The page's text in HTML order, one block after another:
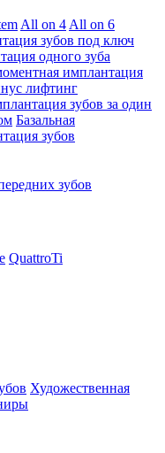
All on 4 All on 6
зубов под ключ
одного зуба
имплантация
лифтинг
зубов за один
Базальная
зубов
зубов
QuattroTi
Художественная